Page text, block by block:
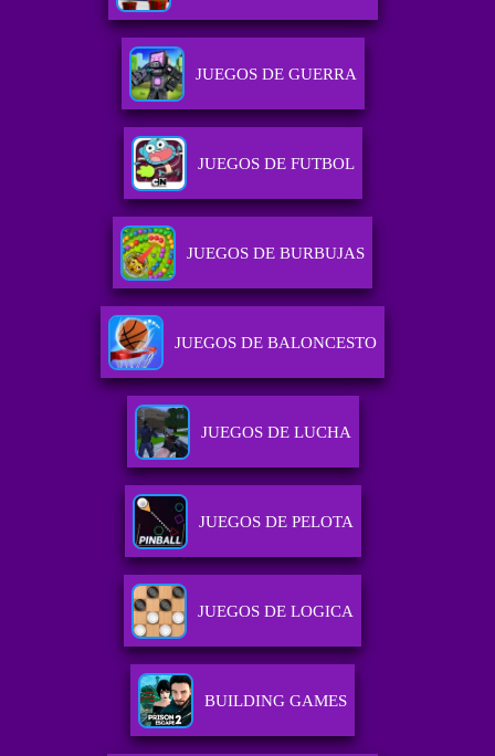
JUEGOS DE GUERRA
JUEGOS DE FUTBOL
JUEGOS DE BURBUJAS
JUEGOS DE BALONCESTO
JUEGOS DE LUCHA
JUEGOS DE PELOTA
JUEGOS DE LOGICA
BUILDING GAMES